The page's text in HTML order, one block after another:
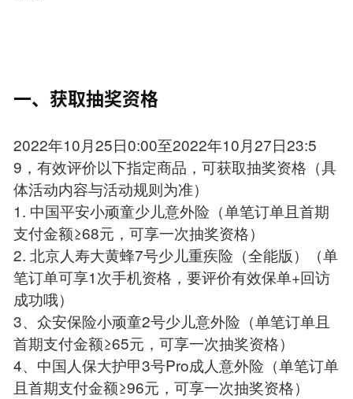
一、获取抽奖资格
2022年10月25日0:00至2022年10月27日23:5
9，有效评价以下指定商品，可获取抽奖资格（具
体活动内容与活动规则为准）
1. 中国平安小顽童少儿意外险（单笔订单且首期
支付金额≥68元，可享一次抽奖资格）
2. 北京人寿大黄蜂7号少儿重疾险（全能版）（单
笔订单可享1次手机资格，要评价有效保单+回访
成功哦）
3、众安保险小顽童2号少儿意外险（单笔订单且
首期支付金额≥65元，可享一次抽奖资格）
4、中国人保大护甲3号Pro成人意外险（单笔订单
且首期支付金额≥96元，可享一次抽奖资格）